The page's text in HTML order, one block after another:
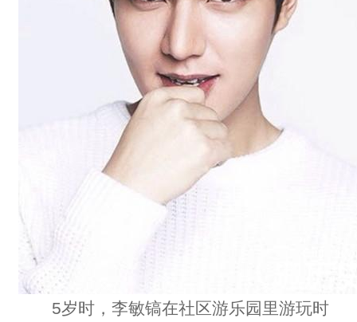
5岁时，李敏镐在社区游乐园里游玩时